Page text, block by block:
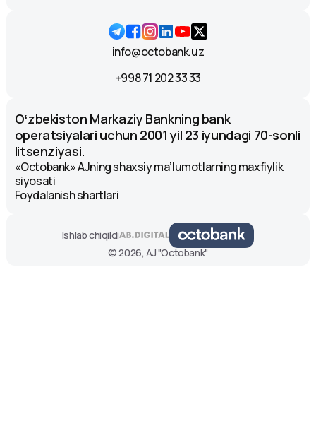
info@octobank.uz
+998 71 202 33 33
Oʻzbekiston Markaziy Bankning bank
operatsiyalari uchun 2001 yil 23 iyundagi 70-sonli
litsenziyasi.
«Octobank» AJning shaxsiy ma’lumotlarning maxfiylik
siyosati
Foydalanish shartlari
Ishlab chiqildi
© 2026, AJ "Octobank"